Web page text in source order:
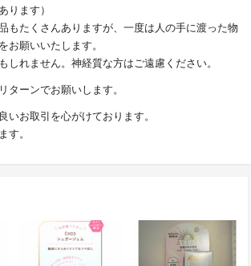
ります）
もたくさんありますが、一度は人の手に渡った物
お願いいたします。
しれません。神経質な方はご遠慮ください。
ターンでお願いします。
いお取引を心がけております。
す。